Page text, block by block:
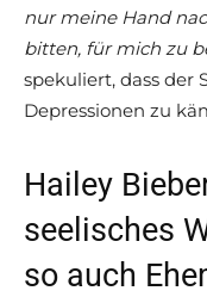
nur meine Hand
bitten, für mich zu
spekuliert, dass der
Depressionen zu
Hailey
seelisches
so auch